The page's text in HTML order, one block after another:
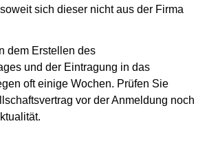
sich dieser nicht aus der Firma
dem Erstellen des
und der Eintragung in das
oft einige Wochen. Prüfen Sie
vor der Anmeldung noch